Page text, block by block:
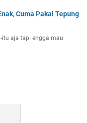
Cuma Pakai Tepung
itu aja tapi engga mau